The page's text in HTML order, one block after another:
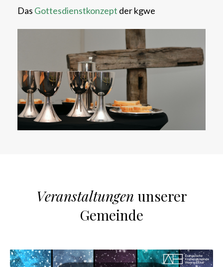
Das Gottesdienstkonzept der kgwe
Veranstaltungen unserer
Gemeinde